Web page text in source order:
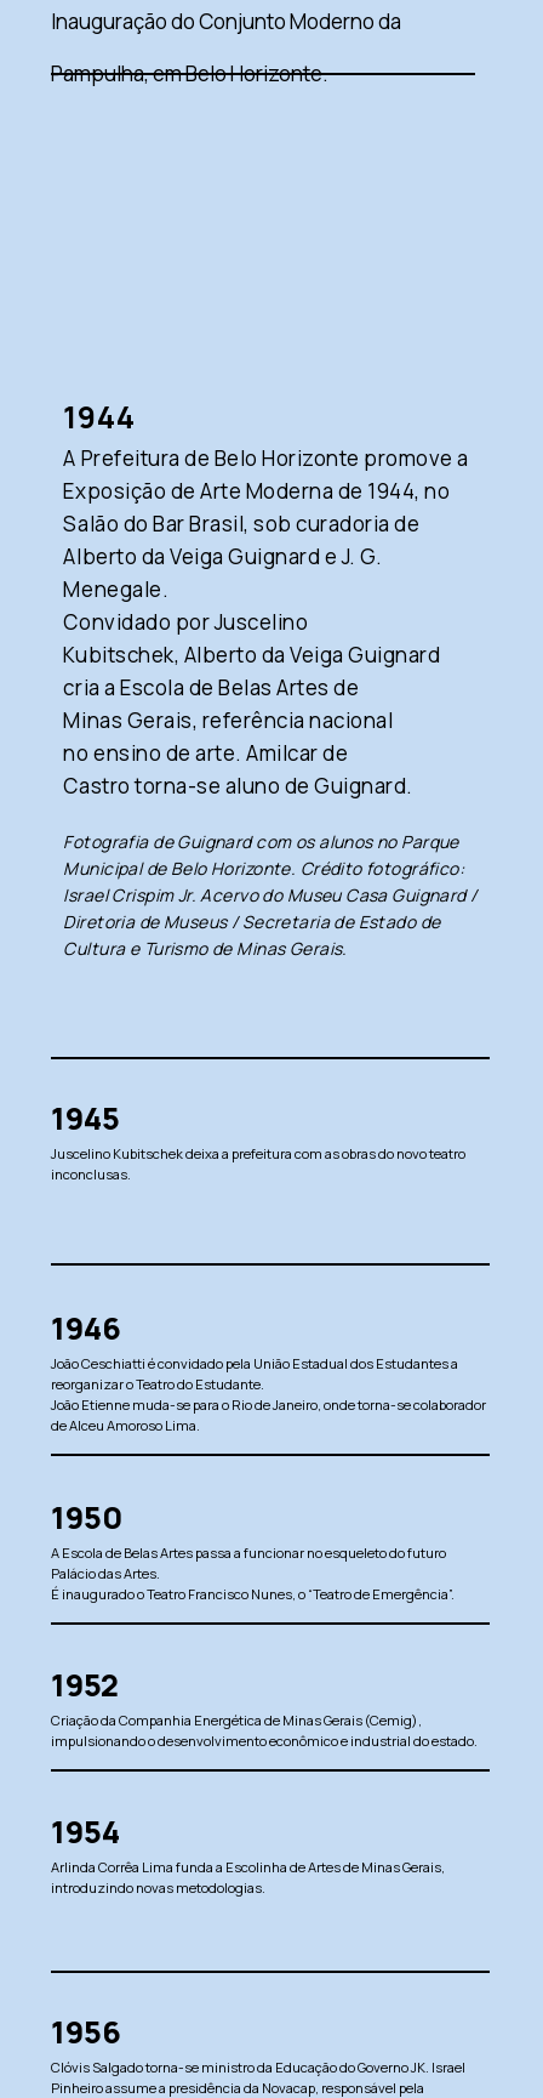
Inauguração do Conjunto Moderno da
Pampulha, em Belo Horizonte.
1944
A Prefeitura de Belo Horizonte promove a
Exposição de Arte Moderna de 1944, no
Salão do Bar Brasil, sob curadoria de
Alberto da Veiga Guignard e J. G.
Menegale.
Convidado por Juscelino
Kubitschek, Alberto da Veiga Guignard
cria a Escola de Belas Artes de
Minas Gerais, referência nacional
no ensino de arte. Amilcar de
Castro torna-se aluno de Guignard.
Fotografia de Guignard com os alunos no Parque
Municipal de Belo Horizonte. Crédito fotográfico:
Israel Crispim Jr. Acervo do Museu Casa Guignard /
Diretoria de Museus / Secretaria de Estado de
Cultura e Turismo de Minas Gerais.
1945
Juscelino Kubitschek deixa a prefeitura com as obras do novo teatro
inconclusas.
1946
João Ceschiatti é convidado pela União Estadual dos Estudantes a
reorganizar o Teatro do Estudante.
João Etienne muda-se para o Rio de Janeiro, onde torna-se colaborador
de Alceu Amoroso Lima.
1950
A Escola de Belas Artes passa a funcionar no esqueleto do futuro
Palácio das Artes.
É inaugurado o Teatro Francisco Nunes, o “Teatro de Emergência”.
1952
Criação da Companhia Energética de Minas Gerais (Cemig),
impulsionando o desenvolvimento econômico e industrial do estado.
1954
Arlinda Corrêa Lima funda a Escolinha de Artes de Minas Gerais,
introduzindo novas metodologias.
1956
Clóvis Salgado torna-se ministro da Educação do Governo JK. Israel
Pinheiro assume a presidência da Novacap, responsável pela